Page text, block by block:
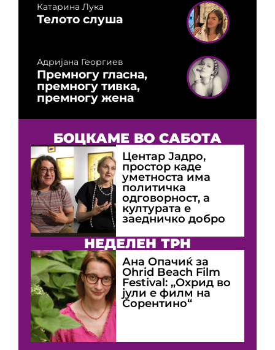
Катарина Лука
Телото слуша
Адријана Георгиев
Премногу гласна,
премногу тивка,
премногу жена
БОЦКАМЕ ВО САБОТА
Центар Јадро,
простор каде
уметноста има
политичка
одговорност, а
културата е
заедничко добро
НЕДЕЛЕН ТРН
Ана Опачиќ за
Оhrid Beach Film
Festival: „Охрид во
јули е филм на
Сорентино“